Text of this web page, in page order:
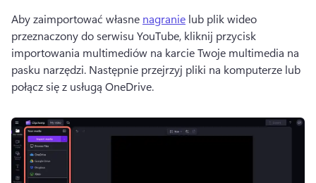
Aby zaimportować własne nagranie lub plik wideo
przeznaczony do serwisu YouTube, kliknij przycisk
importowania multimediów na karcie Twoje multimedia na
pasku narzędzi. Następnie przejrzyj pliki na komputerze lub
połącz się z usługą OneDrive.